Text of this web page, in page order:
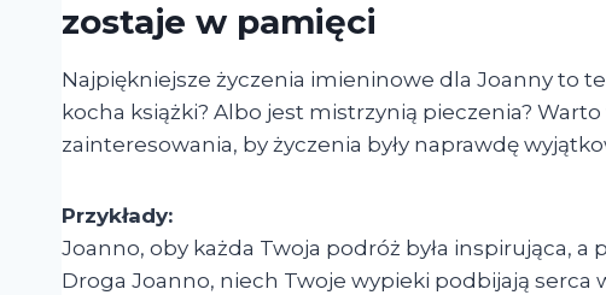
zostaje w pamięci
Najpiękniejsze życzenia imieninowe dla Joanny to
kocha książki? Albo jest mistrzynią pieczenia?
zainteresowania, by życzenia były naprawdę
Przykłady:
Joanno, oby każda Twoja podróż była inspirująca, a
Droga Joanno, niech Twoje wypieki podbijają serca